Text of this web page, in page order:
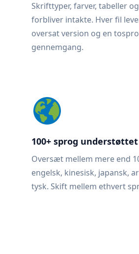
Skrifttyper, farver, tabeller
forbliver intakte. Hver fil
oversat version og en
gennemgang.
100+ sprog understøttet
Oversæt mellem mere end
engelsk, kinesisk, japansk,
tysk. Skift mellem ethvert